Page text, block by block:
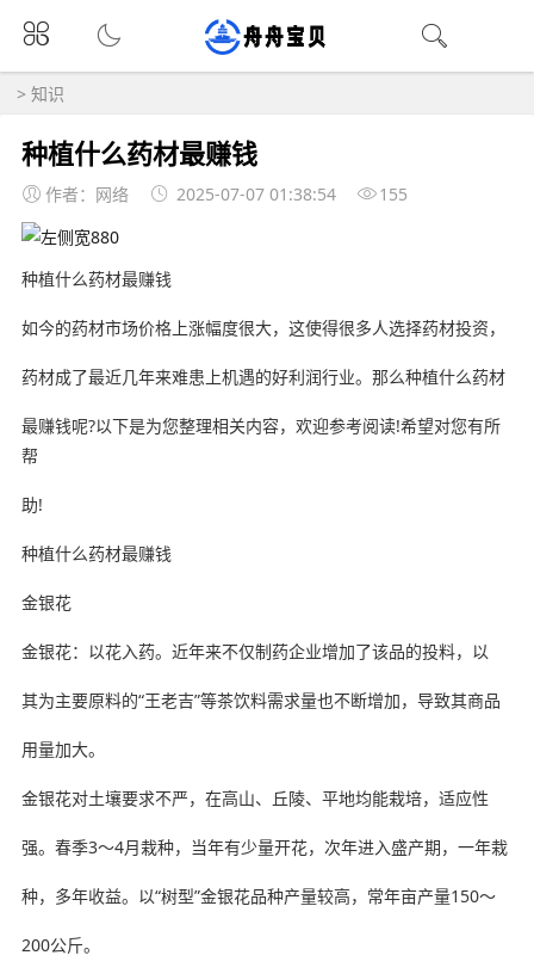
> 知识
种植什么药材最赚钱
作者：网络 2025-07-07 01:38:54 155
种植什么药材最赚钱
如今的药材市场价格上涨幅度很大，这使得很多人选择药材投资，
药材成了最近几年来难患上机遇的好利润行业。那么种植什么药材
最赚钱呢?以下是为您整理相关内容，欢迎参考阅读!希望对您有所
帮
助!
种植什么药材最赚钱
金银花
金银花：以花入药。近年来不仅制药企业增加了该品的投料，以
其为主要原料的“王老吉”等茶饮料需求量也不断增加，导致其商品
用量加大。
金银花对土壤要求不严，在高山、丘陵、平地均能栽培，适应性
强。春季3～4月栽种，当年有少量开花，次年进入盛产期，一年栽
种，多年收益。以“树型”金银花品种产量较高，常年亩产量150～
200公斤。